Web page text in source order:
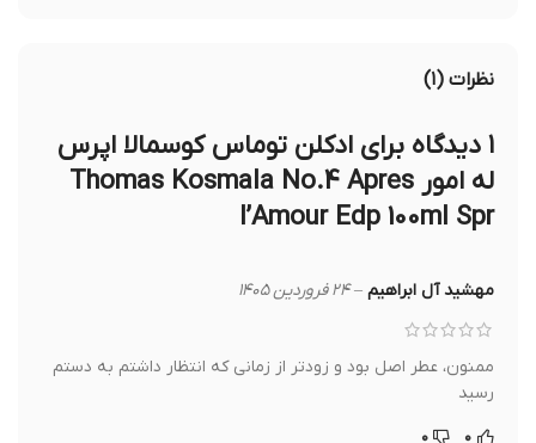
نظرات (۱)
ادکلن توماس کوسمالا اپرس
له امور Thomas Kosmala No.4 Apres
I’Amour Edp 100ml Spr
مهشيد آل ابراهيم– ۲۴ فروردین ۱۴۰۵
ممنون، عطر اصل بود و زودتر از زمانی که انتظار داشتم به دستم